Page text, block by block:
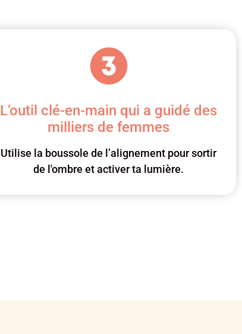
L’outil clé-en-main qui a guidé des
milliers de femmes
Utilise la boussole de l’alignement pour sortir
de l'ombre et activer ta lumière.